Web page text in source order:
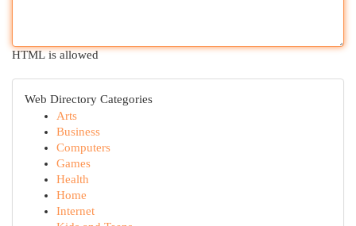
HTML is allowed
Web Directory Categories
Arts
Business
Computers
Games
Health
Home
Internet